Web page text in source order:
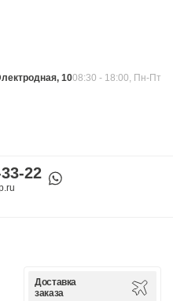
1008:30 - 18:00, Пн-Пт
22
Доставка
заказа